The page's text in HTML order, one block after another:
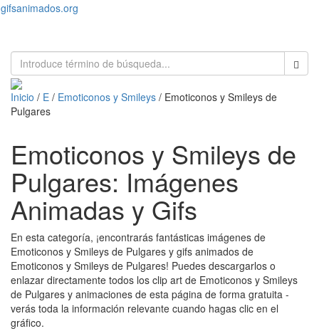
gifsanimados.org
Inicio / E / Emoticonos y Smileys / Emoticonos y Smileys de
Pulgares
Emoticonos y Smileys de
Pulgares: Imágenes
Animadas y Gifs
En esta categoría, ¡encontrarás fantásticas imágenes de
Emoticonos y Smileys de Pulgares y gifs animados de
Emoticonos y Smileys de Pulgares! Puedes descargarlos o
enlazar directamente todos los clip art de Emoticonos y Smileys
de Pulgares y animaciones de esta página de forma gratuita -
verás toda la información relevante cuando hagas clic en el
gráfico.